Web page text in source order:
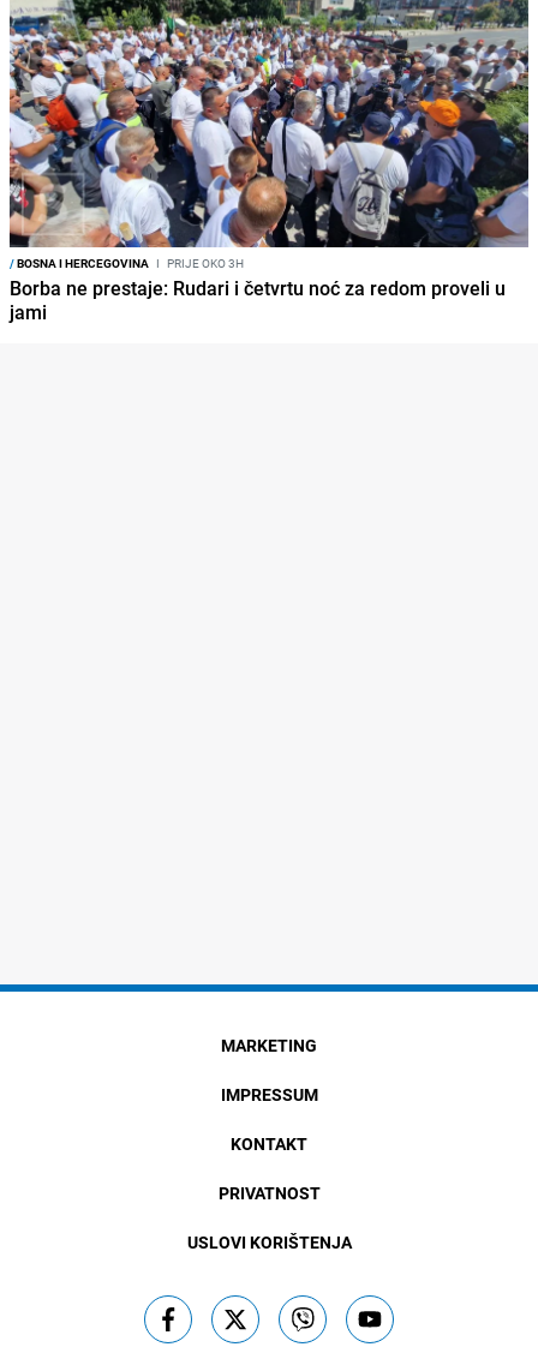
/BOSNA I HERCEGOVINA I PRIJE OKO 3H
Borba ne prestaje: Rudari i četvrtu noć za redom proveli u
jami
MARKETING
IMPRESSUM
KONTAKT
PRIVATNOST
USLOVI KORIŠTENJA